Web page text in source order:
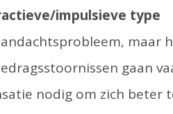
impulsieve type
maar
gaan
nodig om zich beter